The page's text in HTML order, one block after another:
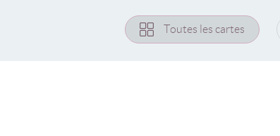
Toutes les cartes